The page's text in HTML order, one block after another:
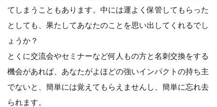
てしまうこともあります。中には運よく保管してもらった
としても、果たしてあなたのことを思い出してくれるでし
ょうか？
とくに交流会やセミナーなど何人もの方と名刺交換をする
機会があれば、あなたがよほどの強いインパクトの持ち主
でないと、簡単には覚えてもらえませんし、簡単に忘れ去
られます。